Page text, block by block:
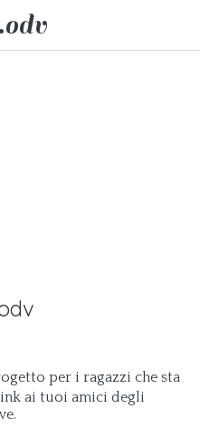
per i ragazzi che sta
ai tuoi amici degli